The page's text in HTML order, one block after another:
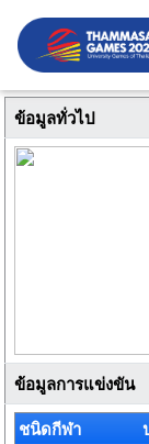
ข้อมูลทั่วไป
ข้อมูลการแข่งขัน
ชนิดกีฬา